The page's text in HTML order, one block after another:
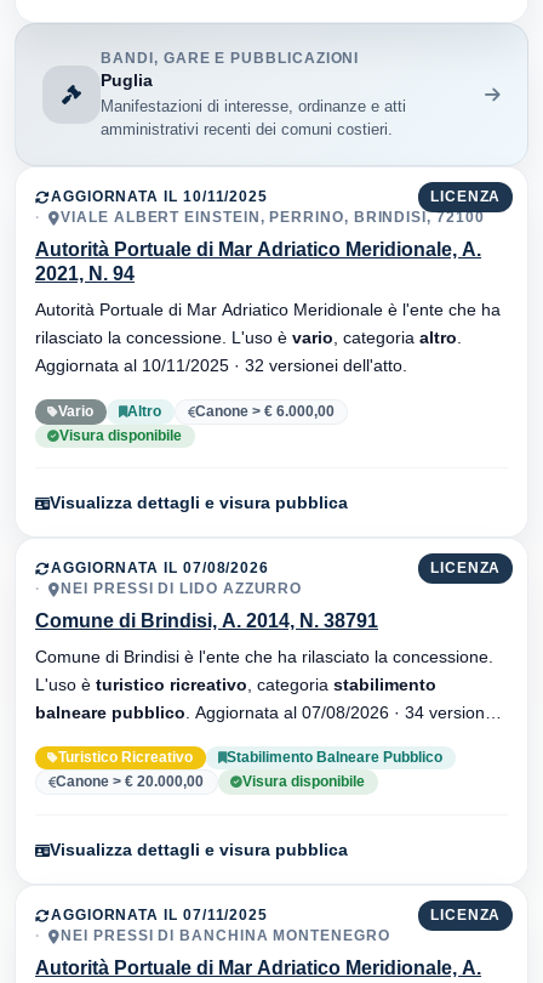
BANDI, GARE E PUBBLICAZIONI
Puglia
Manifestazioni di interesse, ordinanze e atti
amministrativi recenti dei comuni costieri.
LICENZA
AGGIORNATA IL 10/11/2025
VIALE ALBERT EINSTEIN, PERRINO, BRINDISI, 72100
Autorità Portuale di Mar Adriatico Meridionale, A.
2021, N. 94
Autorità Portuale di Mar Adriatico Meridionale è l'ente che ha
rilasciato la concessione. L'uso è vario , categoria altro
Aggiornata al 10/11/2025 · 32 versionei dell'atto.
Vario Altro
Canone > € 6.000,00
Visura disponibile
Visualizza dettagli e visura pubblica
LICENZA
AGGIORNATA IL 07/08/2026
NEI PRESSI DI LIDO AZZURRO
Comune di Brindisi, A. 2014, N. 38791
Comune di Brindisi è l'ente che ha rilasciato la concessione.
L'uso è turistico ricreativo , categoria stabilimento
balneare pubblico
Turistico Ricreativo
Stabilimento Balneare Pubblico
Canone > € 20.000,00
Visura disponibile
Visualizza dettagli e visura pubblica
LICENZA
AGGIORNATA IL 07/11/2025
NEI PRESSI DI BANCHINA MONTENEGRO
Autorità Portuale di Mar Adriatico Meridionale, A.